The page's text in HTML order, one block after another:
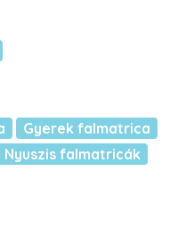
Gyerek falmatrica
Nyuszis falmatricák